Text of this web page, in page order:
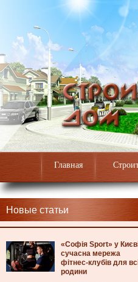
Главная
Новые статьи
«Софія Sport» у
сучасна мережа
фітнес-клубів для
родини